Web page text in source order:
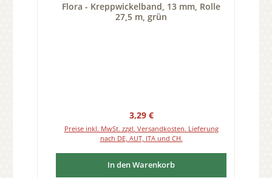
Flora - Kreppwickelband, 13 mm, Rolle
27,5 m, grün
Regulärer Preis:
3,29 €
Preise inkl. MwSt. zzgl. Versandkosten. Lieferung
nach DE, AUT, ITA und CH.
In den Warenkorb